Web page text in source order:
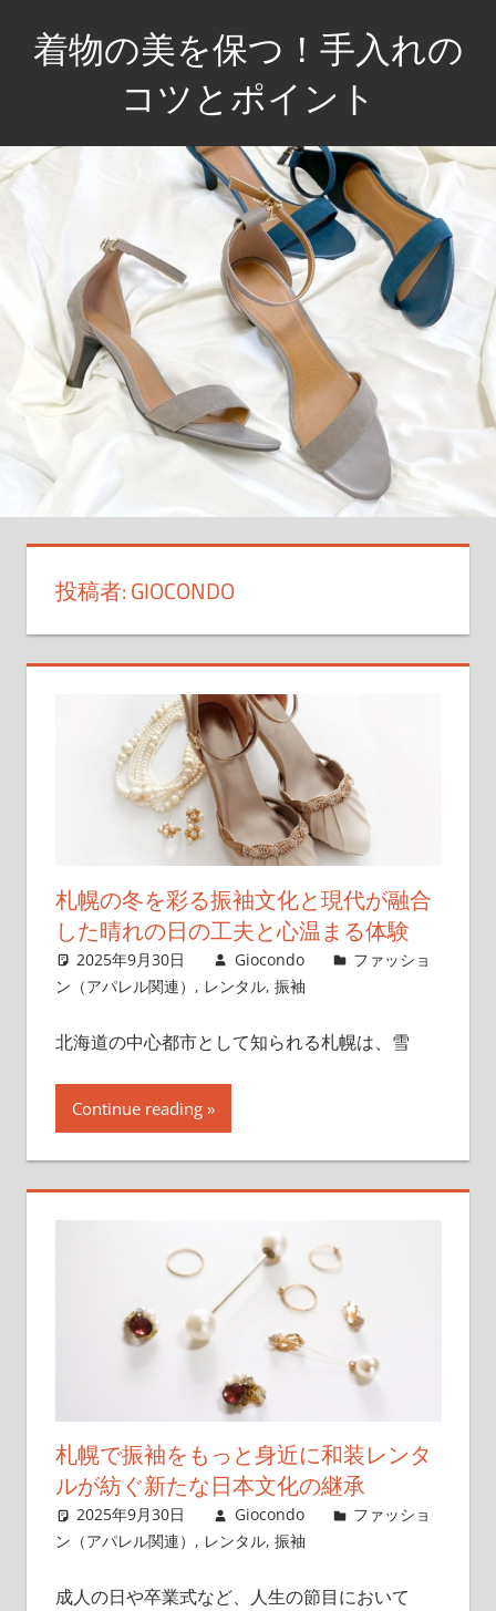
ツ
へ
着物の美を保つ！手入れの
コツとポイント
伝
統
に、
の
着
永
遠
し
く
す！
投稿者:GIOCONDO
札幌の冬を彩る振袖文化と現代が融合
した晴れの日の工夫と心温まる体験
2025年9月30日 Giocondo
ファッショ
ン（アパレル関連） , レンタル, 振袖
北海道の中心都市として知られる札幌は、雪
Continue reading
札幌で振袖をもっと身近に和装レンタ
ルが紡ぐ新たな日本文化の継承
2025年9月30日 Giocondo
ファッショ
ン（アパレル関連） , レンタル, 振袖
成人の日や卒業式など、人生の節目において